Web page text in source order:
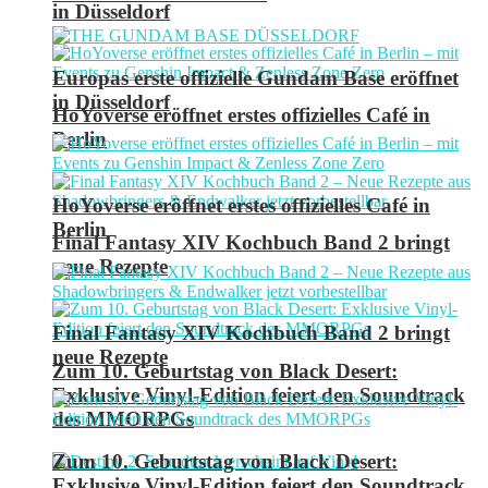
in Düsseldorf
HoYoverse eröffnet erstes offizielles Café in
Berlin
Final Fantasy XIV Kochbuch Band 2 bringt
neue Rezepte
Zum 10. Geburtstag von Black Desert:
Exklusive Vinyl-Edition feiert den Soundtrack
des MMORPGs
Europas erste offizielle Gundam Base eröffnet
in Düsseldorf
HoYoverse eröffnet erstes offizielles Café in
Berlin
Final Fantasy XIV Kochbuch Band 2 bringt
neue Rezepte
Zum 10. Geburtstag von Black Desert: